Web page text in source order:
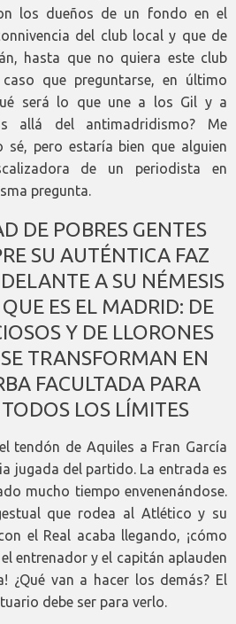
los dueños de un fondo en el
del club local y que de
hasta que no quiera este club
que preguntarse, en último
será lo que une a los Gil y a
allá del antimadridismo? Me
sé, pero estaría bien que alguien
de un periodista en
pregunta.
DE POBRES GENTES
SU AUTÉNTICA FAZ
A SU NÉMESIS
ES EL MADRID: DE
Y DE LLORONES
TRANSFORMAN EN
FACULTADA PARA
LOS LÍMITES
tendón de Aquiles a Fran García
jugada del partido. La entrada es
mucho tiempo envenenándose.
que rodea al Atlético y su
el Real acaba llegando, ¡cómo
entrenador y el capitán aplauden
¿Qué van a hacer los demás? El
debe ser para verlo.